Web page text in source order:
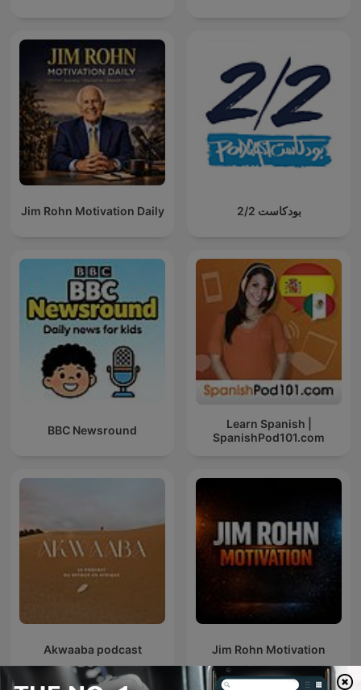
Jim Rohn Motivation Daily بودكاست 2/2
BBC Newsround
Learn Spanish |
SpanishPod101.com
Akwaaba podcast Jim Rohn Motivation